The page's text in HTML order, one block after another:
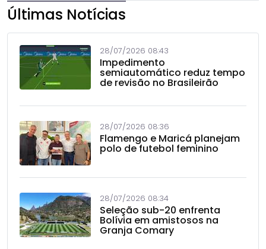
Últimas Notícias
28/07/2026 08:43
Impedimento
semiautomático reduz tempo
de revisão no Brasileirão
28/07/2026 08:36
Flamengo e Maricá planejam
polo de futebol feminino
28/07/2026 08:34
Seleção sub-20 enfrenta
Bolívia em amistosos na
Granja Comary